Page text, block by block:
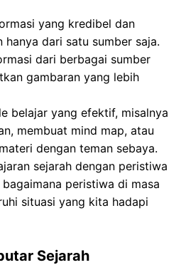
yang kredibel dan
hanya dari satu sumber saja.
dari berbagai sumber
gambaran yang lebih
belajar yang efektif, misalnya
membuat mind map, atau
dengan teman sebaya.
sejarah dengan peristiwa
peristiwa di masa
situasi yang kita hadapi
Sejarah